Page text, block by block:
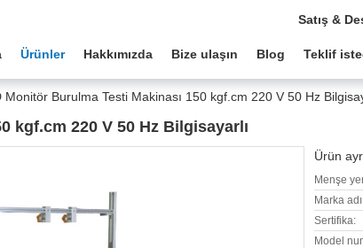
Satış &
Ürünler Hakkımızda Bize ulaşın Blog Teklif
Monitör Burulma Testi Makinası 150 kgf.cm 220 V 50 Hz
kgf.cm 220 V 50 Hz Bilgisayarlı
Ürün
Menşe
Marka
Sertifika:
Model